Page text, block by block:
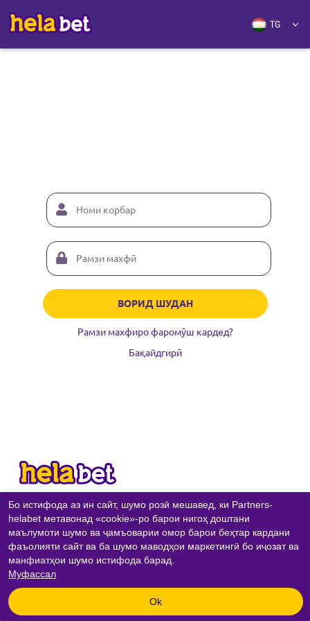
ВОРИД ШУДАН
Рамзи махфиро фаромӯш кардед?
Бақайдгирӣ
ТАМОС
СИЁСАТИ МАХФИЯТ
СИЁСАТИ COOKIE
Partners-helabet
Бо истифода аз ин сайт, шумо розӣ мешавед, ки Partners-
helabet метавонад «cookie»-ро барои нигоҳ доштани
маълумоти шумо ва ҷамъоварии омор барои беҳтар кардани
фаъолияти сайт ва ба шумо маводҳои маркетингӣ бо иҷозат ва
манфиатҳои шумо истифода барад.
Муфассал
Ok